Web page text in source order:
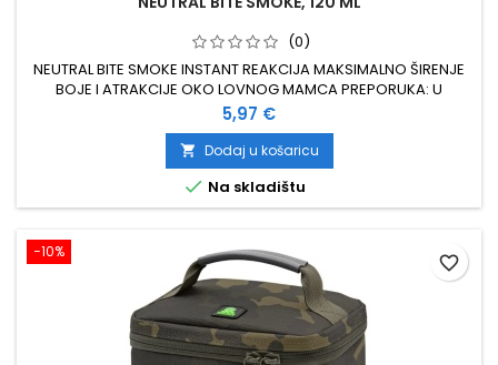
(0)
NEUTRAL BITE SMOKE INSTANT REAKCIJA MAKSIMALNO ŠIRENJE
BOJE I ATRAKCIJE OKO LOVNOG MAMCA PREPORUKA: U
BOČICU DODATI AROME ILI SLADILA PO ŽELJI, DOBRO PROTRESTI.
KOLIČINA AROME OVISI O KONCENTRACIJI ISTE (2 DO 15 ML) 120
ML
Cijena
5,97 €
 Dodaj u košaricu
 Na skladištu
−10%
favorite_border